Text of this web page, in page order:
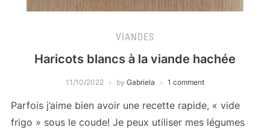
VIANDES
Haricots blancs à la viande hachée
11/10/2022 by Gabriela 1 comment
Parfois j’aime bien avoir une recette rapide, « vide
frigo » sous le coude! Je peux utiliser mes légumes